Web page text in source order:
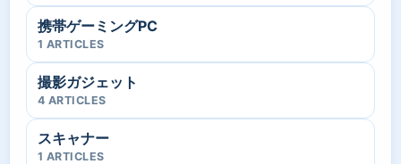
携帯ゲーミングPC
1 ARTICLES
撮影ガジェット
4 ARTICLES
スキャナー
1 ARTICLES